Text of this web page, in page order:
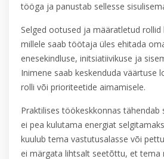
tööga ja panustab sellesse
Selged ootused ja määratletud
millele saab töötaja üles ehitada
enesekindluse, initsiatiivikuse ja
Inimene saab keskenduda väärtuse
rolli või prioriteetide aimamisele.
Praktilises töökeskkonnas
ei pea kulutama energiat
kuulub tema vastutusalasse või
ei märgata lihtsalt seetõttu, et tema